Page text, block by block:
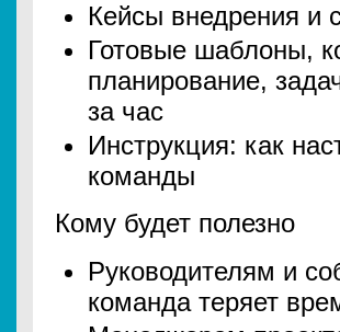
Кейсы внедрения и
Готовые шаблоны,
планирование,
за час
Инструкция: как
команды
Кому будет полезно
Руководителям и
команда теряет